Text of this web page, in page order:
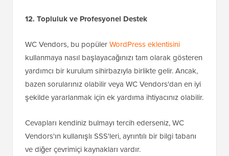
12. Topluluk ve Profesyonel Destek
WC Vendors, bu popülerWordPress eklentisini
kullanmaya nasıl başlayacağınızı tam olarak gösteren
yardımcı bir kurulum sihirbazıyla birlikte gelir. Ancak,
bazen sorularınız olabilir veya WC Vendors'dan en iyi
şekilde yararlanmak için ek yardıma ihtiyacınız olabilir.
Cevapları kendiniz bulmayı tercih ederseniz, WC
Vendors'ın kullanışlı SSS'leri, ayrıntılı bir bilgi tabanı
ve diğer çevrimiçi kaynakları vardır.